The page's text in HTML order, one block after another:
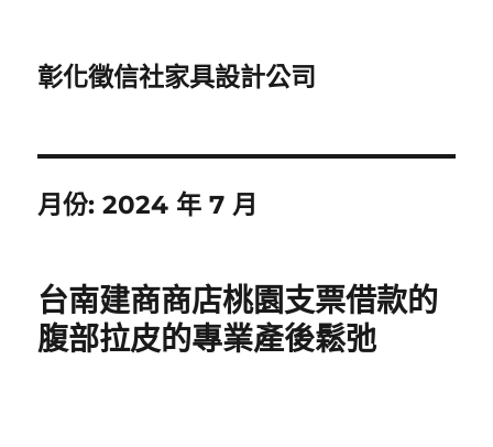
彰化徵信社家具設計公司
月份:2024 年 7 月
台南建商商店桃園支票借款的
腹部拉皮的專業產後鬆弛